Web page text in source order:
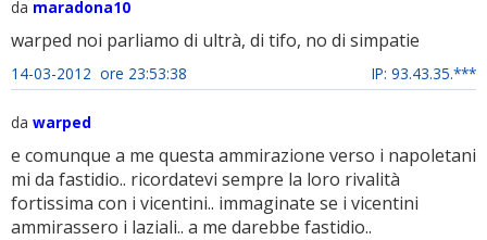
da maradona10
warped noi parliamo di ultrà, di tifo, no di simpatie
14-03-2012 ore 23:53:38 IP: 93.43.35.***
da warped
e comunque a me questa ammirazione verso i napoletani
mi da fastidio.. ricordatevi sempre la loro rivalità
fortissima con i vicentini.. immaginate se i vicentini
ammirassero i laziali.. a me darebbe fastidio..